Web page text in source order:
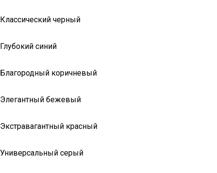
Классический черный
Глубокий синий
Благородный коричневый
Элегантный бежевый
Экстравагантный красный
Универсальный серый